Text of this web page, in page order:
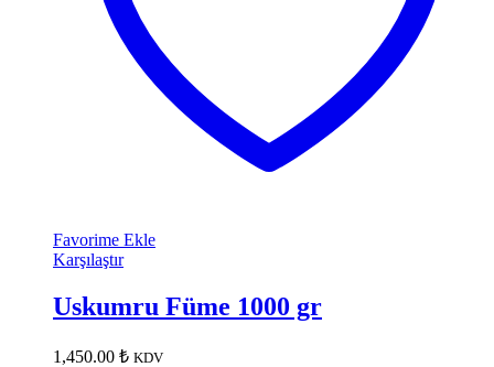
Favorime Ekle
Karşılaştır
Uskumru Füme 1000 gr
1,450.00 ₺ KDV